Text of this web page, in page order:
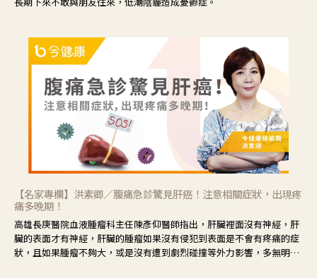
【名家專欄】洪素卿／腹痛急診驚見肝癌！注意相關症狀，出現疼
痛多晚期！
高雄長庚醫院血液腫瘤科主任陳彥仰醫師指出，肝臟裡面沒有神經，肝
臟的表面才有神經，肝臟的腫瘤如果沒有侵犯到表面是不會有疼痛的症
狀，且如果腫瘤不夠大，或是沒有遭到劇烈碰撞等外力影響，多無明顯